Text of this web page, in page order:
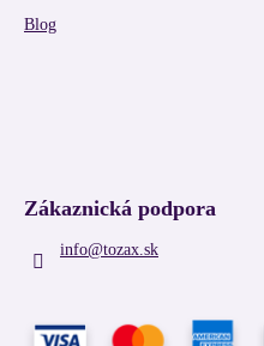
Blog
Zákaznická podpora
info@tozax.sk